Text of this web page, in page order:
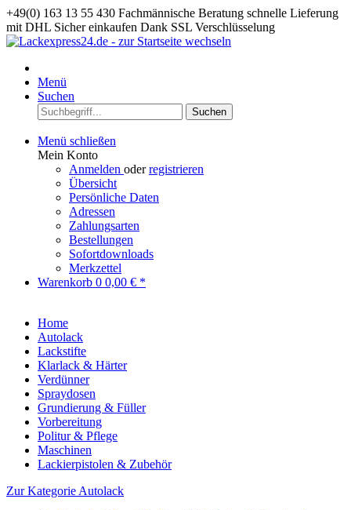
+49(0) 163 13 55 430 Fachmännische Beratung schnelle Lieferung
mit DHL Sicher einkaufen Dank SSL Verschlüsselung
Menü
Suchen
Suchen
Menü schließen
Mein Konto
Anmelden oderregistrieren
Übersicht
Persönliche Daten
Adressen
Zahlungsarten
Bestellungen
Sofortdownloads
Merkzettel
Warenkorb 0 0,00 € *
Home
Autolack
Lackstifte
Klarlack & Härter
Verdünner
Spraydosen
Grundierung & Füller
Vorbereitung
Politur & Pflege
Maschinen
Lackierpistolen & Zubehör
Zur Kategorie Autolack